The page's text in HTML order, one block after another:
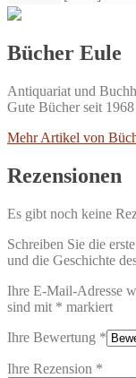
Bücher Eule
Antiquariat und
Gute Bücher seit 1968
Mehr Artikel von
Rezensionen
Es gibt noch keine
Schreiben Sie die
und die Geschichte
Ihre E-Mail-Adresse
sind mit * markiert
Ihre Bewertung *
Ihre Rezension *